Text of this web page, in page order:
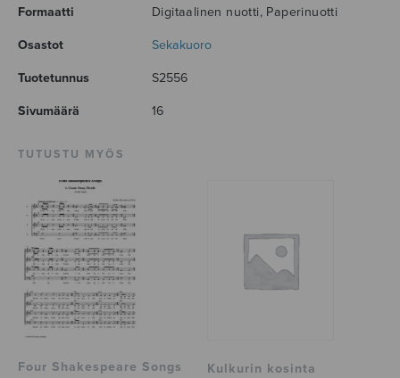
Formaatti Digitaalinen nuotti, Paperinuotti
Osastot Sekakuoro
Tuotetunnus S2556
Sivumäärä 16
TUTUSTU MYÖS
Four Shakespeare Songs Kulkurin kosinta